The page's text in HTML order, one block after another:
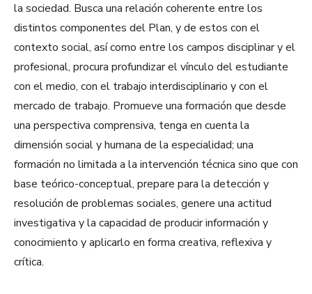
la sociedad. Busca una relación coherente entre los
distintos componentes del Plan, y de estos con el
contexto social, así como entre los campos disciplinar y el
profesional, procura profundizar el vínculo del estudiante
con el medio, con el trabajo interdisciplinario y con el
mercado de trabajo. Promueve una formación que desde
una perspectiva comprensiva, tenga en cuenta la
dimensión social y humana de la especialidad; una
formación no limitada a la intervención técnica sino que con
base teórico-conceptual, prepare para la detección y
resolución de problemas sociales, genere una actitud
investigativa y la capacidad de producir información y
conocimiento y aplicarlo en forma creativa, reflexiva y
crítica.